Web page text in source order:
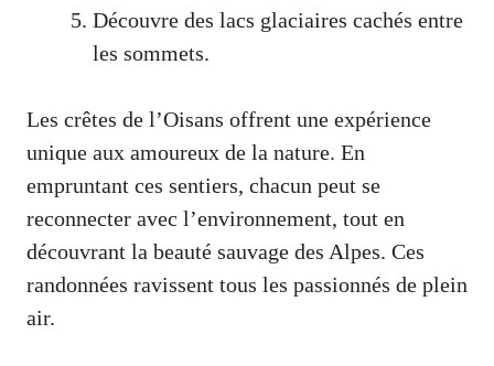
Découvre des lacs glaciaires cachés entre
les sommets.
Les crêtes de l’Oisans offrent une expérience
unique aux amoureux de la nature. En
empruntant ces sentiers, chacun peut se
reconnecter avec l’environnement, tout en
découvrant la beauté sauvage des Alpes. Ces
randonnées ravissent tous les passionnés de plein
air.